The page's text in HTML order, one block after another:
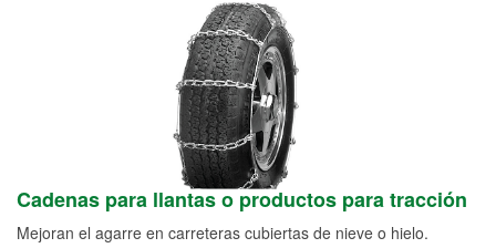
Cadenas para llantas o productos para tracción
Mejoran el agarre en carreteras cubiertas de nieve o hielo.